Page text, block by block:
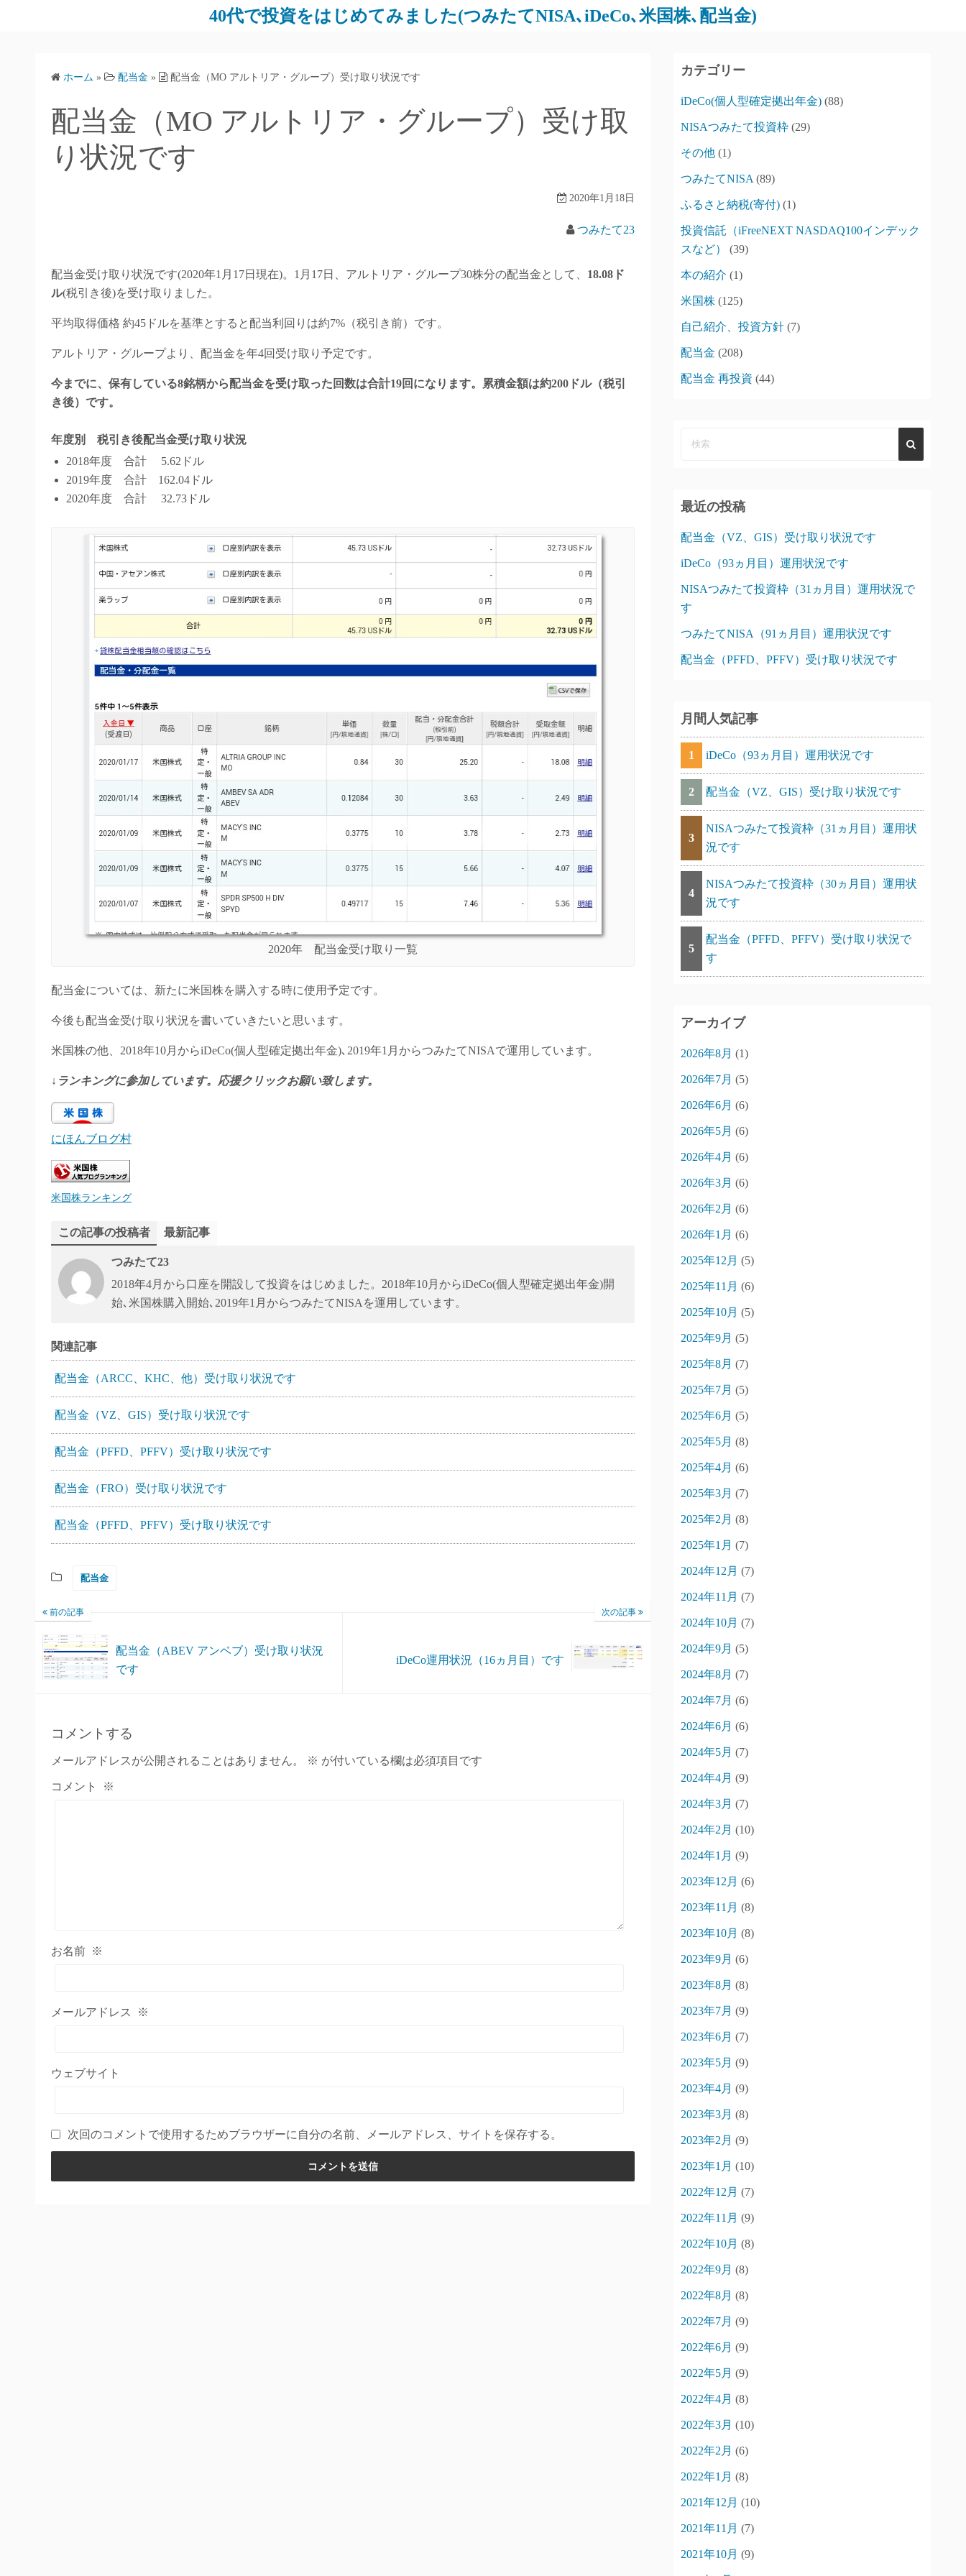
40代で投資をはじめてみました(つみたてNISA､iDeCo､米国株､配当金)
ホーム » 配当金 » 配当金（MO アルトリア・グループ）受け取り状況です
配当金（MO アルトリア・グループ）受け取
り状況です
2020年1月18日
つみたて23
配当金受け取り状況です(2020年1月17日現在)。1月17日、アルトリア・グループ30株分の配当金として、 18.08ド
ル(税引き後)を受け取りました。
平均取得価格 約45ドルを基準とすると配当利回りは約7%（税引き前）です。
アルトリア・グループより、配当金を年4回受け取り予定です。
今までに、保有している8銘柄から配当金を受け取った回数は合計19回になります。累積金額は約200ドル（税引
き後）です。
年度別 税引き後配当金受け取り状況
2018年度 合計 5.62ドル
2019年度 合計 162.04ドル
2020年度 合計 32.73ドル
2020年 配当金受け取り一覧
配当金については、新たに米国株を購入する時に使用予定です。
今後も配当金受け取り状況を書いていきたいと思います。
米国株の他、2018年10月からiDeCo(個人型確定拠出年金)､2019年1月からつみたてNISAで運用しています。
↓ ランキングに参加しています。応援クリックお願い致します。
にほんブログ村
米国株ランキング
この記事の投稿者 最新記事
つみたて23
2018年4月から口座を開設して投資をはじめました。2018年10月からiDeCo(個人型確定拠出年金)開
始､米国株購入開始､2019年1月からつみたてNISAを運用しています。
関連記事
配当金（ARCC、KHC、他）受け取り状況です
配当金（VZ、GIS）受け取り状況です
配当金（PFFD、PFFV）受け取り状況です
配当金（FRO）受け取り状況です
配当金（PFFD、PFFV）受け取り状況です
配当金
前の記事
配当金（ABEV アンベブ）受け取り状況
です
次の記事
iDeCo運用状況（16ヵ月目）です
コメントする
メールアドレスが公開されることはありません。 ※ が付いている欄は必須項目です
コメント ※
お名前 ※
メールアドレス ※
ウェブサイト
次回のコメントで使用するためブラウザーに自分の名前、メールアドレス、サイトを保存する。
カテゴリー
iDeCo(個人型確定拠出年金) (88)
NISAつみたて投資枠 (29)
その他 (1)
つみたてNISA (89)
ふるさと納税(寄付) (1)
投資信託（iFreeNEXT NASDAQ100インデック
スなど）
(39)
本の紹介 (1)
米国株 (125)
自己紹介、投資方針 (7)
配当金 (208)
配当金 再投資 (44)
最近の投稿
配当金（VZ、GIS）受け取り状況です
iDeCo（93ヵ月目）運用状況です
NISAつみたて投資枠（31ヵ月目）運用状況で
す
つみたてNISA（91ヵ月目）運用状況です
配当金（PFFD、PFFV）受け取り状況です
月間人気記事
1 iDeCo（93ヵ月目）運用状況です
2 配当金（VZ、GIS）受け取り状況です
3
NISAつみたて投資枠（31ヵ月目）運用状
況です
4
NISAつみたて投資枠（30ヵ月目）運用状
況です
5
配当金（PFFD、PFFV）受け取り状況で
す
アーカイブ
2026年8月 (1)
2026年7月 (5)
2026年6月 (6)
2026年5月 (6)
2026年4月 (6)
2026年3月 (6)
2026年2月 (6)
2026年1月 (6)
2025年12月 (5)
2025年11月 (6)
2025年10月 (5)
2025年9月 (5)
2025年8月 (7)
2025年7月 (5)
2025年6月 (5)
2025年5月 (8)
2025年4月 (6)
2025年3月 (7)
2025年2月 (8)
2025年1月 (7)
2024年12月 (7)
2024年11月 (7)
2024年10月 (7)
2024年9月 (5)
2024年8月 (7)
2024年7月 (6)
2024年6月 (6)
2024年5月 (7)
2024年4月 (9)
2024年3月 (7)
2024年2月 (10)
2024年1月 (9)
2023年12月 (6)
2023年11月 (8)
2023年10月 (8)
2023年9月 (6)
2023年8月 (8)
2023年7月 (9)
2023年6月 (7)
2023年5月 (9)
2023年4月 (9)
2023年3月 (8)
2023年2月 (9)
2023年1月 (10)
2022年12月 (7)
2022年11月 (9)
2022年10月 (8)
2022年9月 (8)
2022年8月 (8)
2022年7月 (9)
2022年6月 (9)
2022年5月 (9)
2022年4月 (8)
2022年3月 (10)
2022年2月 (6)
2022年1月 (8)
2021年12月 (10)
2021年11月 (7)
2021年10月 (9)